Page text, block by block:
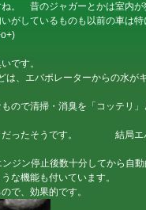
。 昔のジャガーとかは室内
がしているものも以前の車は特
です。
、エバポレーターからの水が
ので清掃・消臭を「コッテリ
だったそうです。 結局エバ
ジン停止後数十分してから自
な機能も付いています。
で、効果的です。